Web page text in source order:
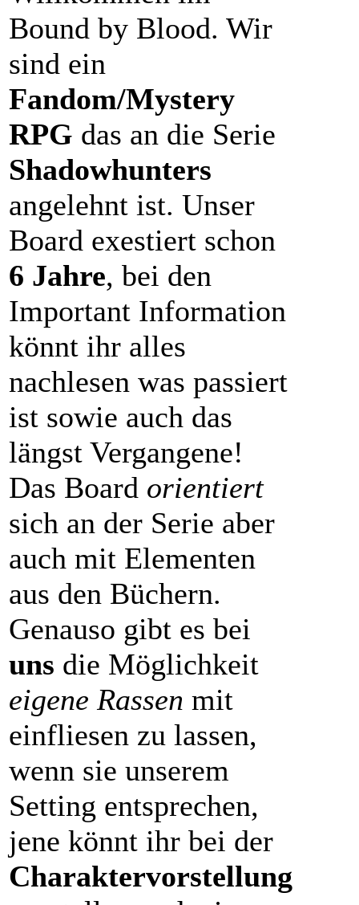
Bound by Blood. Wir
sind ein
Fandom/Mystery
RPG das an die Serie
Shadowhunters
angelehnt ist. Unser
Board exestiert schon
6 Jahre, bei den
Important Information
könnt ihr alles
nachlesen was passiert
ist sowie auch das
längst Vergangene!
Das Board orientiert
sich an der Serie aber
auch mit Elementen
aus den Büchern.
Genauso gibt es bei
uns die Möglichkeit
eigene Rassen mit
einfliesen zu lassen,
wenn sie unserem
Setting entsprechen,
jene könnt ihr bei der
Charaktervorstellung